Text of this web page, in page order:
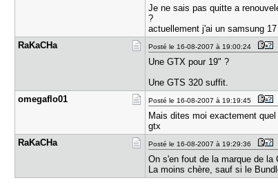
Je ne sais pas quitte a
?
actuellement j'ai un samsung
RaKaCHa
Posté le 16-08-2007 à 19:00:24
Une GTX pour 19" ?
Une GTS 320 suffit.
omegaflo01
Posté le 16-08-2007 à 19:19:45
Mais dites moi exactement
gtx
RaKaCHa
Posté le 16-08-2007 à 19:29:36
On s'en fout de la marque de la
La moins chère, sauf si le